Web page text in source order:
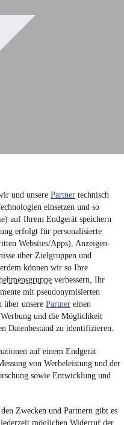
und unsere Partner technisch
einsetzen und so
auf Ihrem Endgerät speichern
erfolgt für personalisierte
Websites/Apps), Anzeigen-
über Zielgruppen und
können wir so Ihre
verbessern, Ihr
mit pseudonymisierten
über unsere Partner einen
und die Möglichkeit
Datenbestand zu identifizieren.
auf einem Endgerät
von Werbeleistung und der
sowie Entwicklung und
Zwecken und Partnern gibt es
möglichen Widerruf der